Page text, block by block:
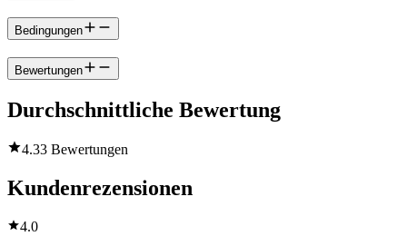
Bedingungen
Bewertungen
Durchschnittliche Bewertung
4.33 Bewertungen
Kundenrezensionen
4.0